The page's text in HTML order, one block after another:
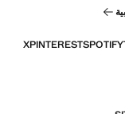
SPOTIFY
PINTEREST
X